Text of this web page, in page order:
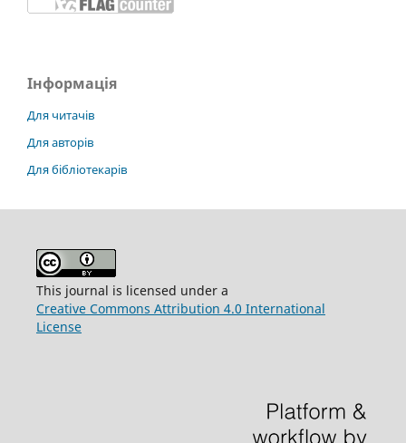
Інформація
Для читачів
Для авторів
Для бібліотекарів
This journal is licensed under a
Creative Commons Attribution 4.0 International
License